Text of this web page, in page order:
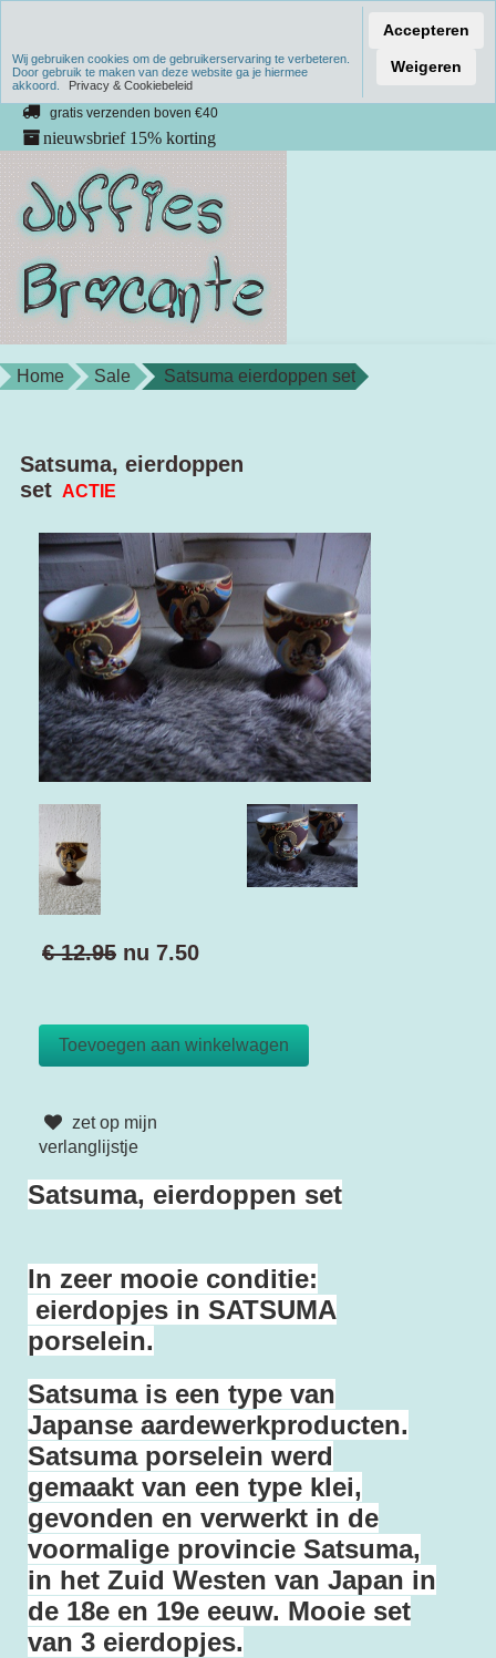
Verzenden binnen 1 werkdag
unieke producten
gratis verzenden boven €40
nieuwsbrief 15% korting
Home Sale Satsuma eierdoppen set
Satsuma, eierdoppen
set ACTIE
€ 12.95 nu 7.50
zet op mijn
verlanglijstje
Satsuma, eierdoppen set
In zeer mooie conditie:
eierdopjes in SATSUMA
porselein.
Satsuma is een type van
Japanse aardewerkproducten.
Satsuma porselein werd
gemaakt van een type klei,
gevonden en verwerkt in de
voormalige provincie Satsuma,
in het Zuid Westen van Japan in
de 18e en 19e eeuw. Mooie set
van 3 eierdopjes.
Wij gebruiken cookies om de gebruikerservaring te verbeteren.
Door gebruik te maken van deze website ga je hiermee
akkoord.
Privacy & Cookiebeleid
Accepteren
Weigeren